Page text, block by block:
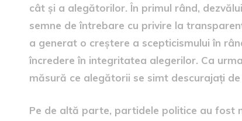
cât și a alegătorilor. În primul rând,
semne de întrebare cu privire la
a generat o creștere a scepticismului în
încredere în integritatea alegerilor. Ca
măsură ce alegătorii se simt descurajați
Pe de altă parte, partidele politice au fost